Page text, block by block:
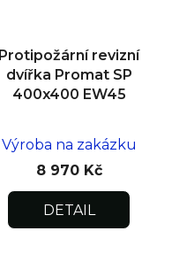
Protipožární revizní
dvířka Promat SP
400x400 EW45
Výroba na zakázku
8 970 Kč
DETAIL